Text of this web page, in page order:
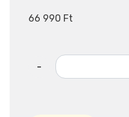
66 990 Ft
-